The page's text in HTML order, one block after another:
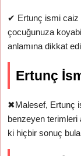
✔ Ertunç ismi
çocuğunuza
anlamına dikkat
Ertunç
✖Malesef, Ertunç
benzeyen terimleri
ki hiçbir sonuç